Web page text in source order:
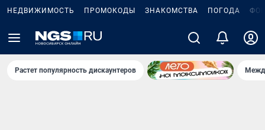
НЕДВИЖИМОСТЬ ПРОМОКОДЫ ЗНАКОМСТВА ПОГОДА
Растет популярность дискаунтеров